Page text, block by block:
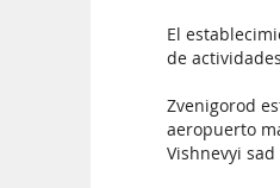
El
de
Zvenigorod
aeropuerto
Vishnevyi sad